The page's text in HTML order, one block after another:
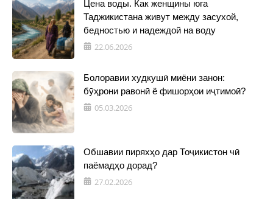
Цена воды. Как женщины юга
Таджикистана живут между засухой,
бедностью и надеждой на воду
22.06.2026
Болоравии худкушӣ миёни занон:
бӯҳрони равонӣ ё фишорҳои иҷтимоӣ?
05.03.2026
Обшавии пиряхҳо дар Тоҷикистон чӣ
паёмадҳо дорад?
27.02.2026